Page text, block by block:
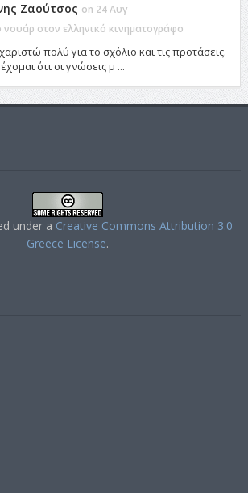
Ζαούτσος on 24 Αυγ
νουάρ στον ελληνικό κινηματογράφο
πολύ για το σχόλιο και τις προτάσεις.
ότι οι γνώσεις μ ...
under a Creative Commons Attribution 3.0
Greece License.